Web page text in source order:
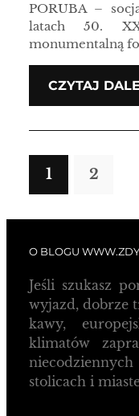
PORUBA –
latach 50.
monumentalną
CZYTAJ
1 2
O BLOGU
Jeśli szukasz
wyjazd, dobrze
kawy,
klimatów
stolicach i